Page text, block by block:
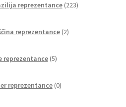
reprezentance 223izdelkov
reprezentance 2izdelka
reprezentance 5izdelkov
reprezentance 0izdelkov